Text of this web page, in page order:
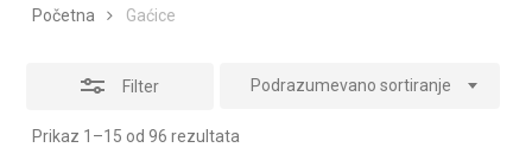
Početna Gaćice
Filter
Prikaz 1–15 od 96 rezultata
Podrazumevano sortiranje